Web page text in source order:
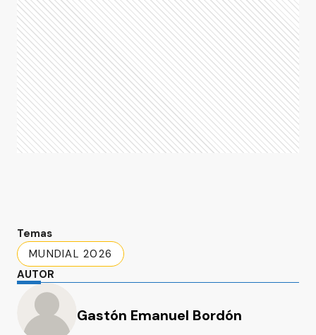
Temas
MUNDIAL 2026
AUTOR
Gastón Emanuel Bordón